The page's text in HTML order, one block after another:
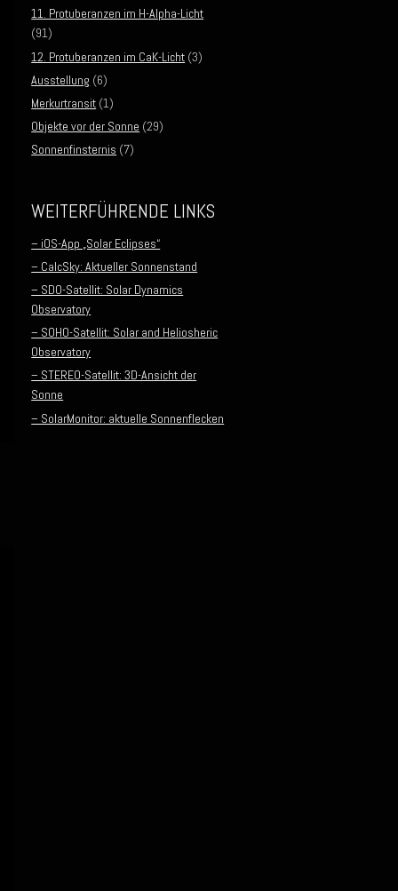
11. Protuberanzen im H-Alpha-Licht
(91)
12. Protuberanzen im CaK-Licht (3)
Ausstellung (6)
Merkurtransit (1)
Objekte vor der Sonne (29)
Sonnenfinsternis (7)
WEITERFÜHRENDE LINKS
– iOS-App „Solar Eclipses“
– CalcSky: Aktueller Sonnenstand
– SDO-Satellit: Solar Dynamics
Observatory
– SOHO-Satellit: Solar and Heliosheric
Observatory
– STEREO-Satellit: 3D-Ansicht der
Sonne
– SolarMonitor: aktuelle Sonnenflecken